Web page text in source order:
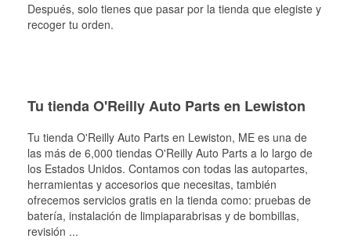
Después, solo tienes que pasar por la tienda que elegiste y
recoger tu orden.
Tu tienda O'Reilly Auto Parts en Lewiston
Tu tienda O'Reilly Auto Parts en Lewiston, ME es una de
las más de 6,000 tiendas O'Reilly Auto Parts a lo largo de
los Estados Unidos. Contamos con todas las autopartes,
herramientas y accesorios que necesitas, también
ofrecemos servicios gratis en la tienda como: pruebas de
batería, instalación de limpiaparabrisas y de bombillas,
revisión ...